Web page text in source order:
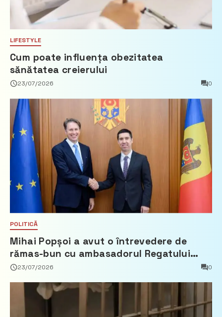
LIFESTYLE
Cum poate influența obezitatea
sănătatea creierului
23/07/2026 0
POLITICĂ
Mihai Popșoi a avut o întrevedere de
rămas-bun cu ambasadorul Regatului
Țărilor de Jos, Fred Duijn
23/07/2026 0